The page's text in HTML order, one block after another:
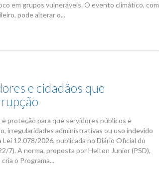
em grupos vulneráveis. O evento climático, com
pode alterar o...
e cidadãos que
proteção para que servidores públicos e
irregularidades administrativas ou uso indevido
12.078/2026, publicada no Diário Oficial do
7). A norma, proposta por Helton Junior (PSD),
o Programa...